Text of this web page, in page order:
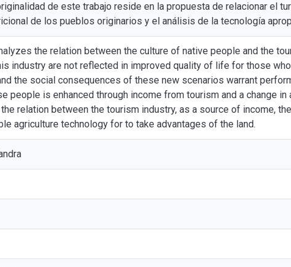
de este trabajo reside en la propuesta de relacionar el
de los pueblos originarios y el análisis de la tecnología
the relation between the culture of native people and the
industry are not reflected in improved quality of life for those
the social consequences of these new scenarios warrant
people is enhanced through income from tourism and a change
relation between the tourism industry, as a source of income,
agriculture technology for to take advantages of the land.